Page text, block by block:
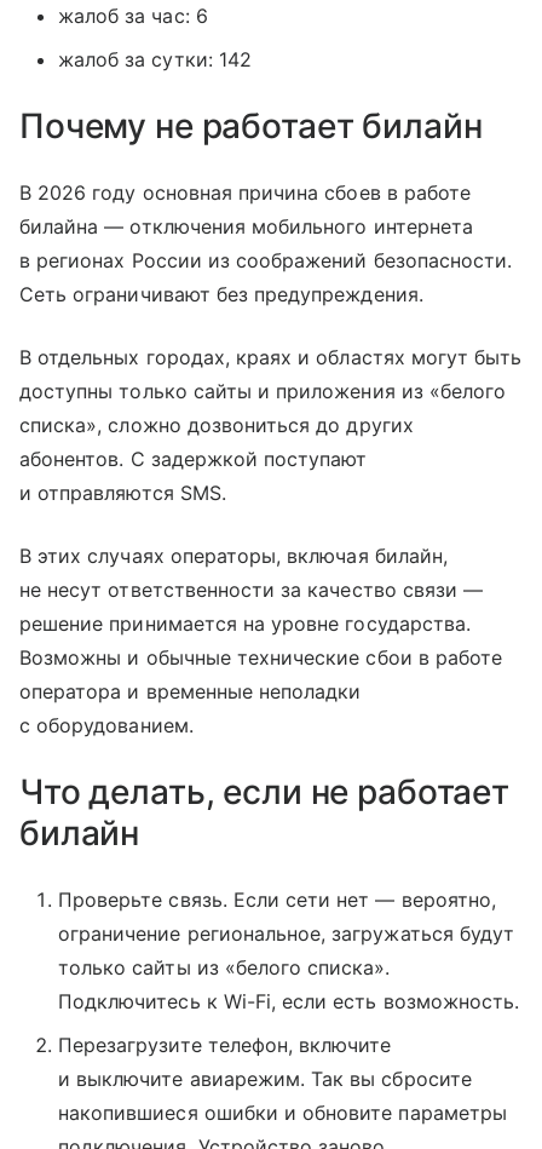
жалоб за час: 6
жалоб за сутки: 142
Почему не работает билайн
В 2026 году основная причина сбоев в работе
билайна — отключения мобильного интернета
в регионах России из соображений безопасности.
Сеть ограничивают без предупреждения.
В отдельных городах, краях и областях могут быть
доступны только сайты и приложения из «белого
списка», сложно дозвониться до других
абонентов. С задержкой поступают
и отправляются SMS.
В этих случаях операторы, включая билайн,
не несут ответственности за качество связи —
решение принимается на уровне государства.
Возможны и обычные технические сбои в работе
оператора и временные неполадки
с оборудованием.
Что делать, если не работает
билайн
Проверьте связь. Если сети нет — вероятно,
ограничение региональное, загружаться будут
только сайты из «белого списка».
Подключитесь к Wi-Fi, если есть возможность.
Перезагрузите телефон, включите
и выключите авиарежим. Так вы сбросите
накопившиеся ошибки и обновите параметры